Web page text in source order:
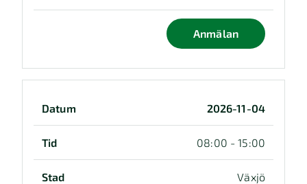
Anmälan
2026-11-04
08:00 - 15:00
Växjö